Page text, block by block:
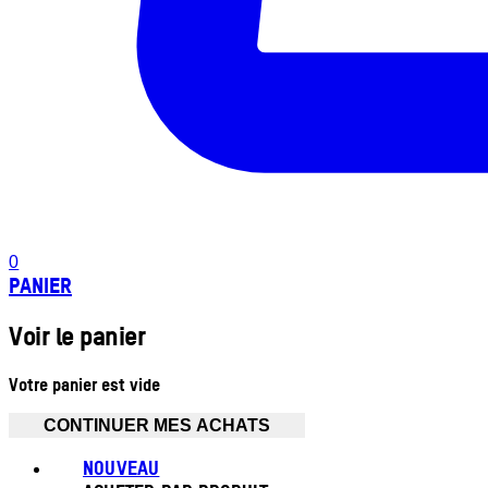
0
PANIER
Voir le panier
Votre panier est vide
CONTINUER MES ACHATS
NOUVEAU